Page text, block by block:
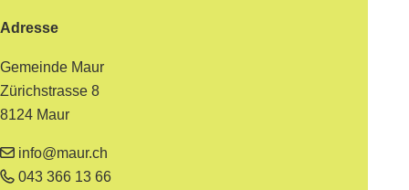
Adresse
Gemeinde Maur
Zürichstrasse 8
8124 Maur
info@maur.ch
043 366 13 66